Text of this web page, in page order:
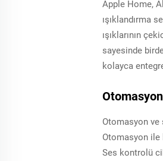
Apple Home,
ışıklandırma
ışıklarının
sayesinde
kolayca
Otomasyon ve
Otomasyon ile
Ses kontrolü